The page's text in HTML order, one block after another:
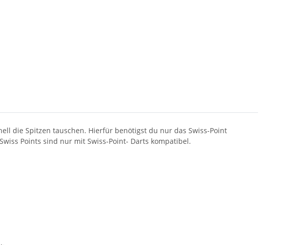
die Spitzen tauschen. Hierfür benötigst du nur das Swiss-Point
Points sind nur mit Swiss-Point- Darts kompatibel.